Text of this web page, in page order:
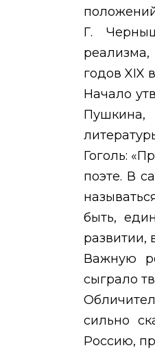
Г.
реализма,
годов XIX
Начало
Пушкина,
Гоголь:
поэте. В
быть,
развитии,
Важную
сыграло
сильно
Россию,